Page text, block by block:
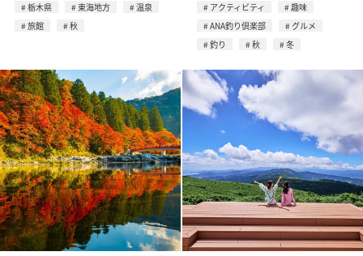
栃木県
東海地方
温泉
旅館
秋
アクティビティ
趣味
ANA釣り倶楽部
グルメ
釣り
秋 冬